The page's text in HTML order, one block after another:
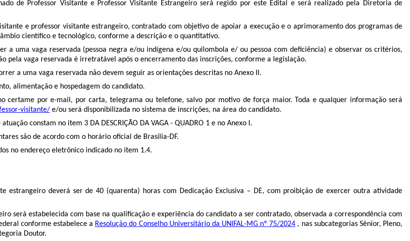
de Professor Visitante e Professor Visitante Estrangeiro será regido por este Edital e será realizado pela Diretoria de
e professor visitante estrangeiro, contratado com objetivo de apoiar a execução e o aprimoramento dos programas de
científico e tecnológico, conforme a descrição e o quantitativo.
a uma vaga reservada (pessoa negra e/ou indígena e/ou quilombola e/ ou pessoa com deficiência) e observar os critérios,
pela vaga reservada é irretratável após o encerramento das inscrições, conforme a legislação.
a uma vaga reservada não devem seguir as orientações descritas no Anexo II.
alimentação e hospedagem do candidato.
certame por e-mail, por carta, telegrama ou telefone, salvo por motivo de força maior. Toda e qualquer informação será
visitante/ e/ou será disponibilizada no sistema de inscrições, na área do candidato.
atuação constam no item 3 DA DESCRIÇÃO DA VAGA - QUADRO 1 e no Anexo I.
são de acordo com o horário oficial de Brasília-DF.
no endereço eletrônico indicado no item 1.4.
deverá ser de 40 (quarenta) horas com Dedicação Exclusiva – DE, com proibição de exercer outra atividade
será estabelecida com base na qualificação e experiência do candidato a ser contratado, observada a correspondência com
conforme estabelece a Resolução do Conselho Universitário da UNIFAL-MG nº 75/2024 , nas subcategorias Sênior, Pleno,
Doutor.